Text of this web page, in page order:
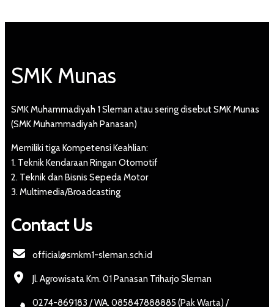
SMK Munas
SMK Muhammadiyah 1 Sleman atau sering disebut SMK Munas
(SMK Muhammadiyah Panasan)
Memiliki tiga Kompetensi Keahlian:
1. Teknik Kendaraan Ringan Otomotif
2. Teknik dan Bisnis Sepeda Motor
3. Multimedia/Broadcasting
Contact Us
official@smkm1-sleman.sch.id
Jl. Agrowisata Km. 01 Panasan Triharjo Sleman
0274-869183 / WA. 085847888885 (Pak Warta) /